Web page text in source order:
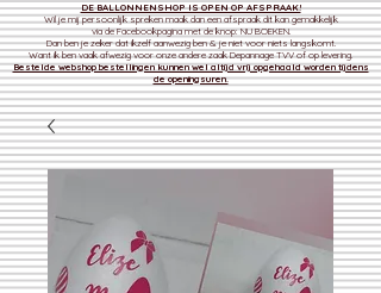
DE BALLONNENSHOP IS OPEN OP AFSPRAAK!
Wil je mij persoonlijk spreken maak dan een afspraak dit kan gemakkelijk
via de Facebookpagina met de knop: NU BOEKEN.
Dan ben je zeker dat ikzelf aanwezig ben & je niet voor niets langskomt.
Want ik ben vaak afwezig voor onze andere zaakDepannage TVV of op levering.
Bestelde webshop bestellingen kunnen wel altijd vrij opgehaald worden tijdens
de openingsuren.